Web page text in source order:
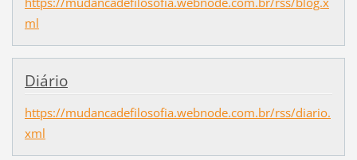
ml
Diário
https://mudancadefilosofia.webnode.com.br/rss/diario.
xml